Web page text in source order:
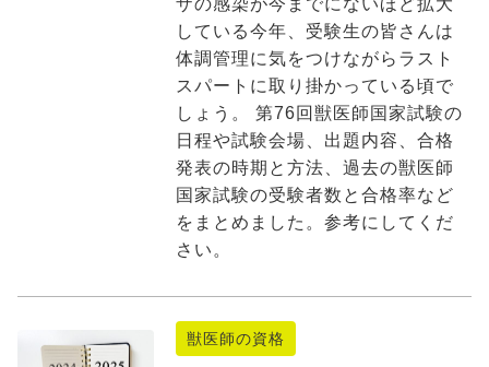
ザの感染が今までにないほど拡大
している今年、受験生の皆さんは
体調管理に気をつけながらラスト
スパートに取り掛かっている頃で
しょう。 第76回獣医師国家試験の
日程や試験会場、出題内容、合格
発表の時期と方法、過去の獣医師
国家試験の受験者数と合格率など
をまとめました。参考にしてくだ
さい。
獣医師の資格